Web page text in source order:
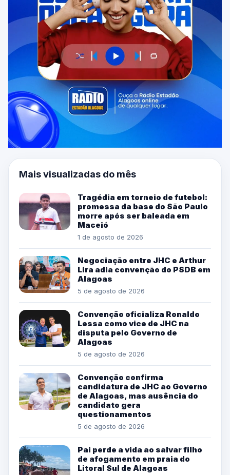
Mais visualizadas do mês
Tragédia em torneio de futebol:
promessa da base do São Paulo
morre após ser baleada em
Maceió
1 de agosto de 2026
Negociação entre JHC e Arthur
Lira adia convenção do PSDB em
Alagoas
5 de agosto de 2026
Convenção oficializa Ronaldo
Lessa como vice de JHC na
disputa pelo Governo de
Alagoas
5 de agosto de 2026
Convenção confirma
candidatura de JHC ao Governo
de Alagoas, mas ausência do
candidato gera
questionamentos
5 de agosto de 2026
Pai perde a vida ao salvar filho
de afogamento em praia do
Litoral Sul de Alagoas